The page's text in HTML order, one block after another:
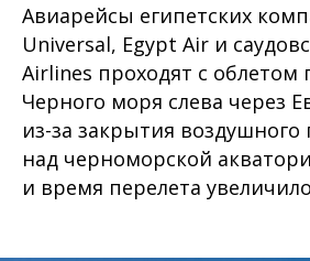
Авиарейсы египетских
Universal, Egypt Air и
Airlines проходят с облетом
Черного моря слева через
из-за закрытия воздушного
над черноморской
и время перелета